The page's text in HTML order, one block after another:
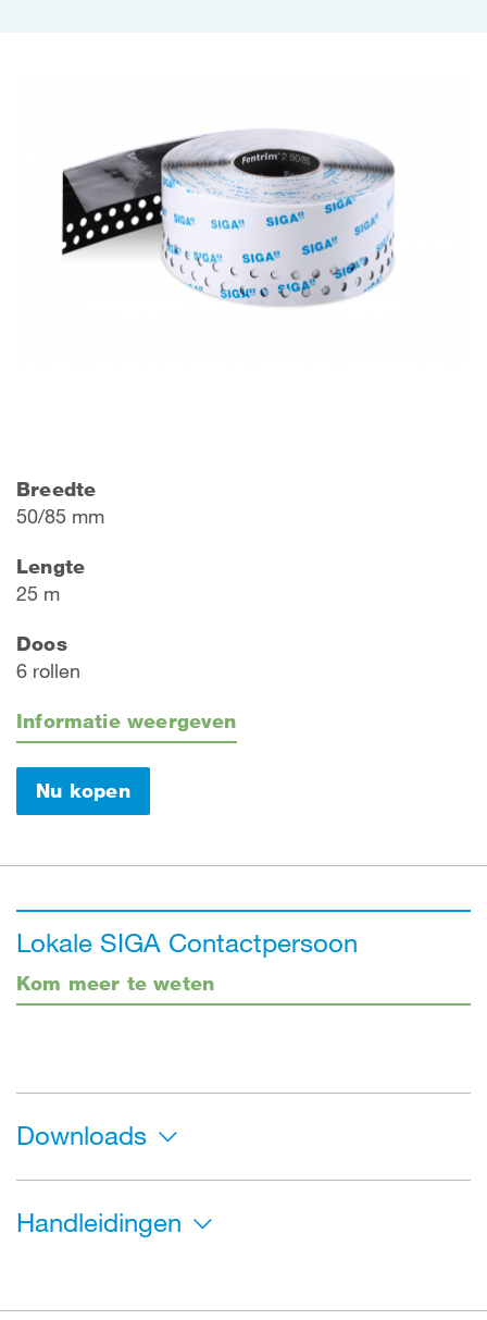
Breedte
50/85 mm
Lengte
25 m
Doos
6 rollen
Informatie weergeven
Nu kopen
Lokale SIGA Contactpersoon
Kom meer te weten
Downloads
Handleidingen